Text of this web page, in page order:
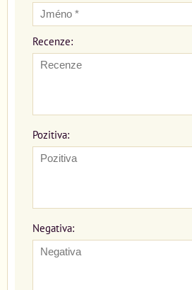
Recenze:
Pozitiva:
Negativa: